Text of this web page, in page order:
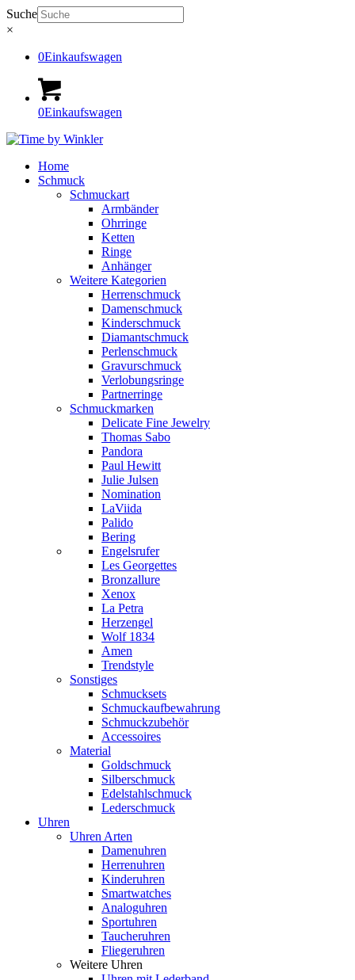
Suche
×
0Einkaufswagen
0Einkaufswagen
Home
Schmuck
Schmuckart
Armbänder
Ohrringe
Ketten
Ringe
Anhänger
Weitere Kategorien
Herrenschmuck
Damenschmuck
Kinderschmuck
Diamantschmuck
Perlenschmuck
Gravurschmuck
Verlobungsringe
Partnerringe
Schmuckmarken
Delicate Fine Jewelry
Thomas Sabo
Pandora
Paul Hewitt
Julie Julsen
Nomination
LaViida
Palido
Bering
Engelsrufer
Les Georgettes
Bronzallure
Xenox
La Petra
Herzengel
Wolf 1834
Amen
Trendstyle
Sonstiges
Schmucksets
Schmuckaufbewahrung
Schmuckzubehör
Accessoires
Material
Goldschmuck
Silberschmuck
Edelstahlschmuck
Lederschmuck
Uhren
Uhren Arten
Damenuhren
Herrenuhren
Kinderuhren
Smartwatches
Analoguhren
Sportuhren
Taucheruhren
Fliegeruhren
Weitere Uhren